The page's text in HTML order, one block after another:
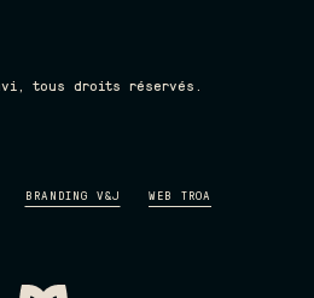
tous droits réservés.
BRANDING V&J
WEB TROA